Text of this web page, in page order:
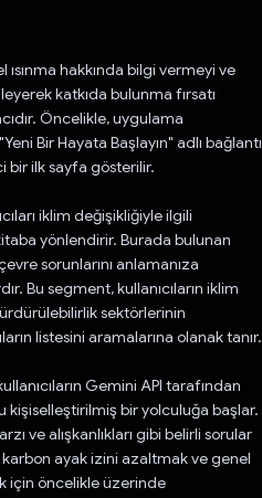
ısınma hakkında bilgi vermeyi ve
katkıda bulunma fırsatı
Öncelikle, uygulama
Bir Hayata Başlayın" adlı bağlantı
bir ilk sayfa gösterilir.
iklim değişikliğiyle ilgili
yönlendirir. Burada bulunan
sorunlarını anlamanıza
Bu segment, kullanıcıların iklim
sektörlerinin
listesini aramalarına olanak tanır.
Gemini API tarafından
bir yolculuğa başlar.
ve alışkanlıkları gibi belirli sorular
ayak izini azaltmak ve genel
için öncelikle üzerinde